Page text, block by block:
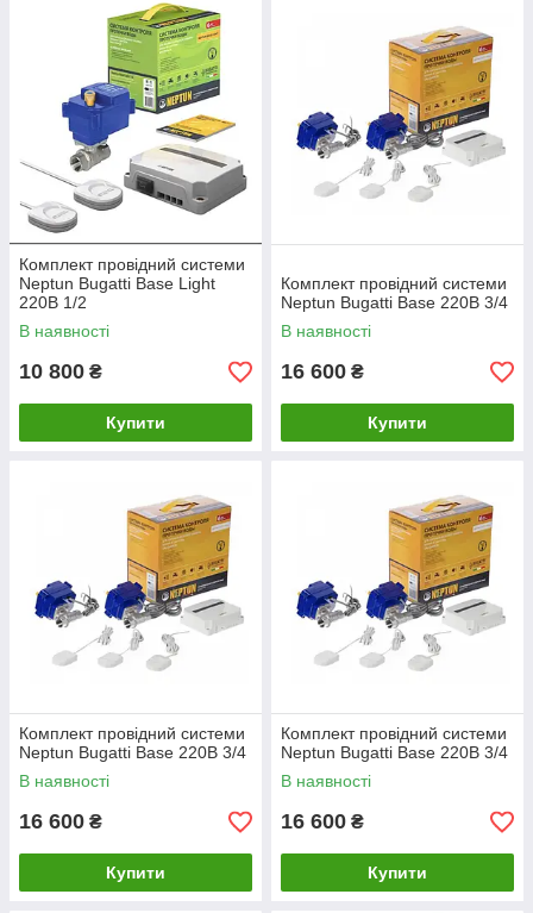
Комплект провідний системи
Neptun Bugatti Base Light
220В 1/2
В наявності
10 800 ₴
Купити
Комплект провідний системи
Neptun Bugatti Base 220B 3/4
В наявності
16 600 ₴
Купити
Комплект провідний системи
Neptun Bugatti Base 220B 3/4
В наявності
16 600 ₴
Купити
Комплект провідний системи
Neptun Bugatti Base 220B 3/4
В наявності
16 600 ₴
Купити